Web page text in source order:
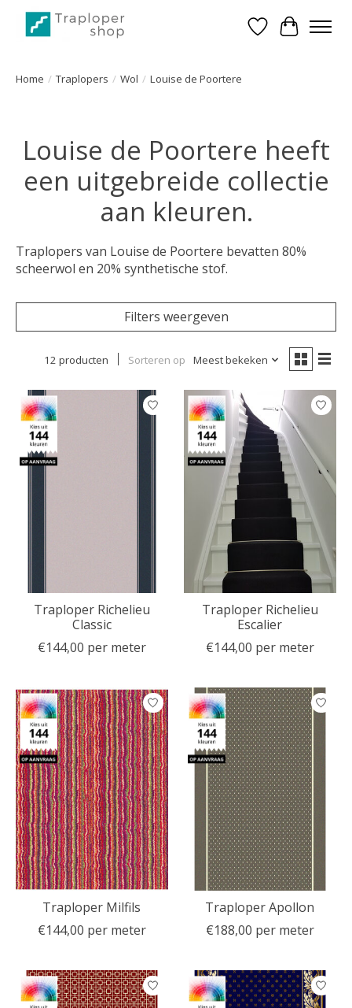
Verlanglijst
Home / Traplopers / Wol / Louise de Poortere
Louise de Poortere heeft
een uitgebreide collectie
aan kleuren.
Traplopers van Louise de Poortere bevatten 80%
scheerwol en 20% synthetische stof.
Filters weergeven
12 producten Sorteren op Meest bekeken
Traploper Richelieu
Classic
€144,00 per meter
Traploper Richelieu
Escalier
€144,00 per meter
Traploper Milfils
€144,00 per meter
Traploper Apollon
€188,00 per meter